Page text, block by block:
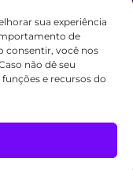
sua experiência
de
consentir, você nos
não dê seu
e recursos do
organização
acima.
de Cookies